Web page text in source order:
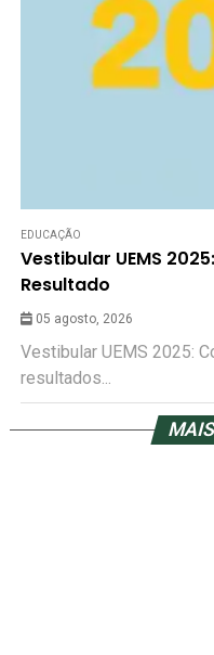
EDUCAÇÃO
Vestibular UEMS
Resultado
05 agosto, 2026
Vestibular UEMS 2025:
resultados...